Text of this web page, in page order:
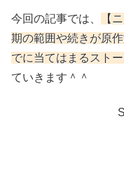
今回の記事では、
【
期の範囲や続きが原
でに当てはまるスト
ていきます＾＾